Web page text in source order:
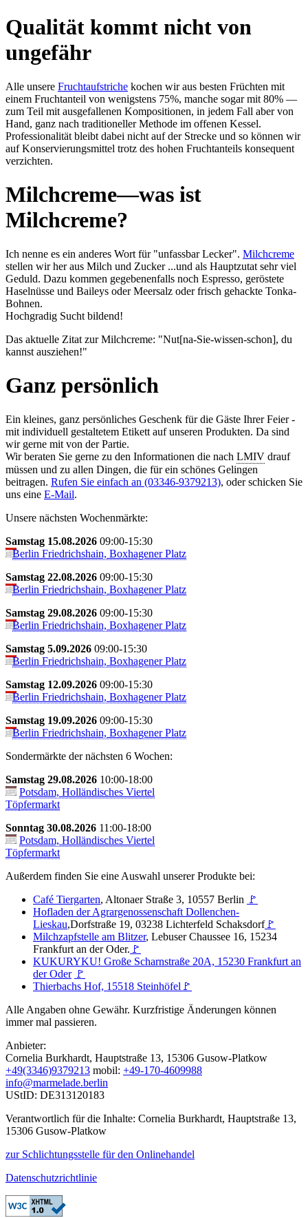
Qualität kommt nicht von
ungefähr
Alle unsere Frucht­auf­stri­che kochen wir aus besten Früch­ten mit
einem Frucht­an­teil von we­nigs­tens 75%, man­che sogar mit 80% —
zum Teil mit aus­ge­fal­le­nen Kom­po­si­tio­nen, in jedem Fall aber von
Hand, ganz nach tra­di­tion­el­ler Me­thode im of­fe­nen Kes­sel.
Professionalität bleibt dabei nicht auf der Strecke und so können wir
auf Kon­servierungs­mittel trotz des hohen Frucht­anteils konsequent
verzichten.
Milchcreme—was ist
Milchcreme?
Ich nen­ne es ein anderes Wort für "un­fass­bar Lec­ker". Milch­creme
stel­len wir her aus Milch und Zucker ...und als Haupt­zu­tat sehr viel
Ge­duld. Dazu kom­men ge­ge­be­nen­falls noch Es­presso, ge­rös­tete
Hasel­nüsse und Baileys oder Meer­salz oder frisch gehackte Tonka-
Boh­nen.
Hochgradig Sucht bildend!
Das aktuelle Zitat zur Milchcreme: "Nut[na-Sie-wissen-schon], du
kannst ausziehen!"
Ganz persönlich
Ein kleines, ganz persönliches Geschenk für die Gäste Ihrer Feier -
mit individuell gestaltetem Etikett auf unseren Produkten. Da sind
wir gerne mit von der Partie.
Wir beraten Sie gerne zu den Informationen die nach LMIV drauf
müssen und zu allen Dingen, die für ein schönes Gelingen
beitragen. Rufen Sie einfach an (03346-9379213), oder schicken Sie
uns eine E-Mail.
Unsere nächsten Wochenmärkte:
Samstag 15.08.2026 09:00-15:30
Berlin Friedrichshain, Boxhagener Platz
Samstag 22.08.2026 09:00-15:30
Berlin Friedrichshain, Boxhagener Platz
Samstag 29.08.2026 09:00-15:30
Berlin Friedrichshain, Boxhagener Platz
Samstag 5.09.2026 09:00-15:30
Berlin Friedrichshain, Boxhagener Platz
Samstag 12.09.2026 09:00-15:30
Berlin Friedrichshain, Boxhagener Platz
Samstag 19.09.2026 09:00-15:30
Berlin Friedrichshain, Boxhagener Platz
Sondermärkte der nächsten 6 Wochen:
Samstag 29.08.2026 10:00-18:00
Potsdam, Holländisches Viertel
Töpfermarkt
Sonntag 30.08.2026 11:00-18:00
Potsdam, Holländisches Viertel
Töpfermarkt
Außerdem finden Sie eine Auswahl unserer Produkte bei:
Café Tiergarten, Altonaer Straße 3, 10557 Berlin
🚩
Hofladen der Agrargenossenschaft Dollenchen-
Lieskau,Dorfstraße 19, 03238 Lichterfeld Schaksdorf🚩
Milchzapfstelle am Blitzer, Lebuser Chaussee 16, 15234
Frankfurt an der Oder. 🚩
KUKURYKU! Große Scharnstraße 20A, 15230 Frankfurt an
der Oder 🚩
Thierbachs Hof, 15518 Steinhöfel 🚩
Alle Angaben ohne Gewähr. Kurzfristige Änderungen können
immer mal passieren.
Anbieter:
Cornelia Burkhardt, Hauptstraße 13, 15306 Gusow-Platkow
+49(3346)9379213 mobil: +49-170-4609988
info@marmelade.berlin
UStID: DE313120183
Verantwortlich für die Inhalte: Cornelia Burkhardt, Hauptstraße 13,
15306 Gusow-Platkow
zur Schlichtungsstelle für den Onlinehandel
Datenschutzrichtlinie